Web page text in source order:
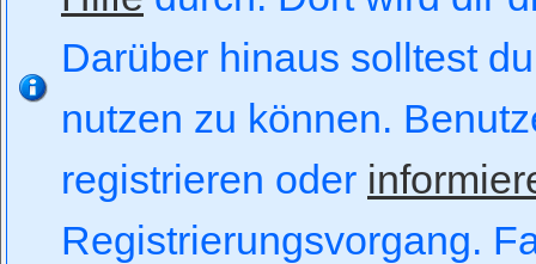
Darüber hinaus solltest
nutzen zu können.
registrieren oder
Registrierungsvorgang.